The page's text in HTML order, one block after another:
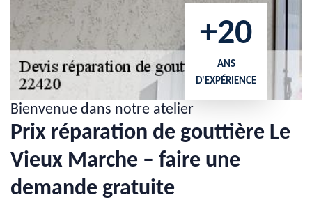
+20
ANS
D'EXPÉRIENCE
Bienvenue dans notre atelier
Prix réparation de gouttière Le
Vieux Marche – faire une
demande gratuite